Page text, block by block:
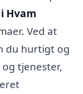
Hvam
Ved at
du hurtigt og
tjenester,